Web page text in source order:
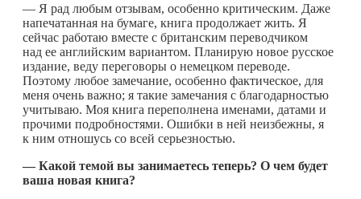
— Я рад любым отзывам, особенно критическим. Даже
напечатанная на бумаге, книга продолжает жить. Я
сейчас работаю вместе с британским переводчиком
над ее английским вариантом. Планирую новое русское
издание, веду переговоры о немецком переводе.
Поэтому любое замечание, особенно фактическое, для
меня очень важно; я такие замечания с благодарностью
учитываю. Моя книга переполнена именами, датами и
прочими подробностями. Ошибки в ней неизбежны, я
к ним отношусь со всей серьезностью.
— Какой темой вы занимаетесь теперь? О чем будет
ваша новая книга?